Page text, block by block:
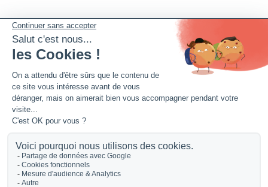
SUIVEZ GERANT DE SARL
Twitter
Facebook